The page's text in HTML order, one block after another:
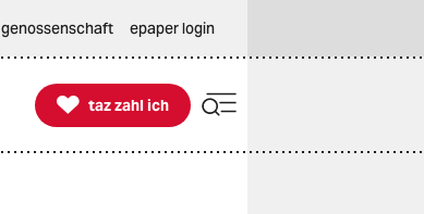
genossenschaft epaper login

taz zahl ich
taz zahl ich